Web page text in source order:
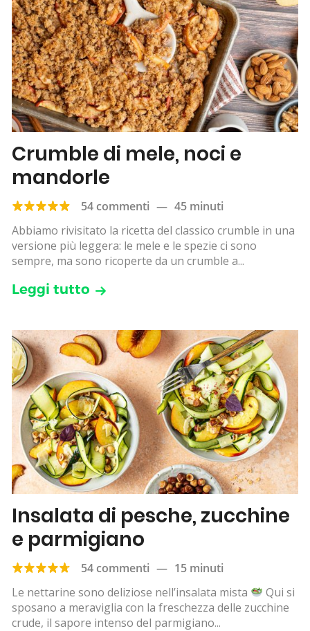
Crumble di mele, noci e
mandorle
54 commenti — 45 minuti
Abbiamo rivisitato la ricetta del classico crumble in una
versione più leggera: le mele e le spezie ci sono
sempre, ma sono ricoperte da un crumble a...
Leggi tutto
Insalata di pesche, zucchine
e parmigiano
54 commenti — 15 minuti
Le nettarine sono deliziose nell’insalata mista
Qui si
sposano a meraviglia con la freschezza delle zucchine
crude, il sapore intenso del parmigiano...